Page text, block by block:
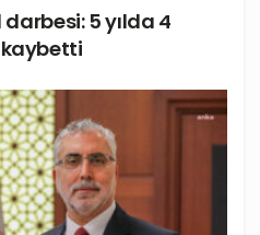
5 yılda 4